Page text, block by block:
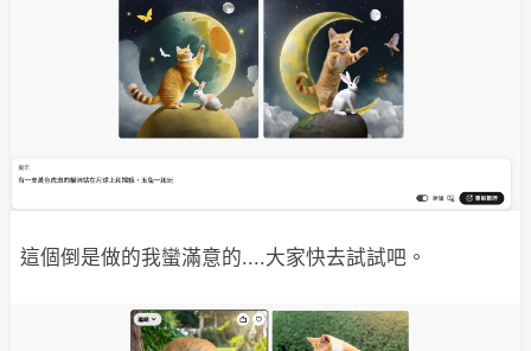
這個倒是做的我蠻滿意的....大家快去試試吧。